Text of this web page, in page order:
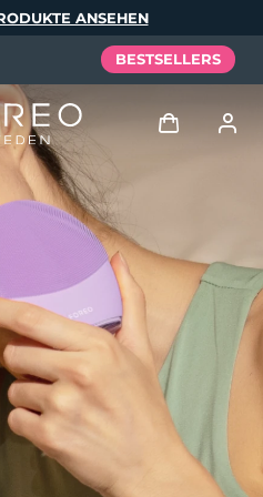
ANSEHEN
BESTSELLERS
Benutzerkonto
Meine Geräte
Meine Bestellungen
Meine Adressen
Meine Abonnements
Elixir
Set
Español
Português
Русский
繁體中文